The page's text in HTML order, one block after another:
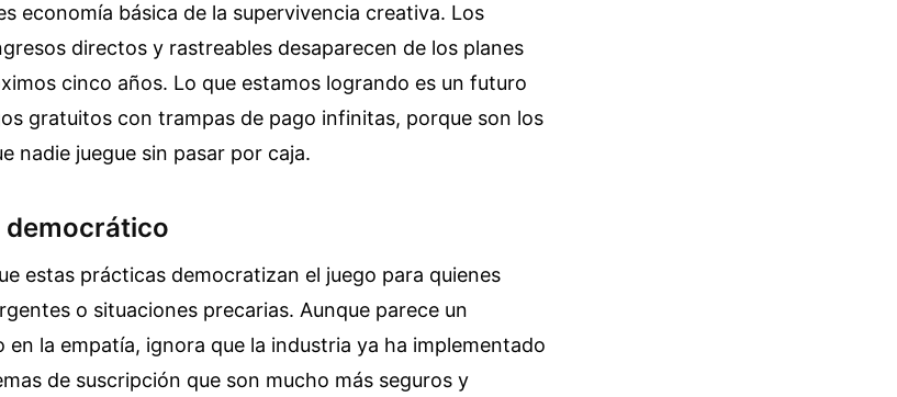
economía básica de la supervivencia creativa. Los
directos y rastreables desaparecen de los planes
cinco años. Lo que estamos logrando es un futuro
gratuitos con trampas de pago infinitas, porque son los
nadie juegue sin pasar por caja.
democrático
estas prácticas democratizan el juego para quienes
o situaciones precarias. Aunque parece un
en la empatía, ignora que la industria ya ha implementado
de suscripción que son mucho más seguros y